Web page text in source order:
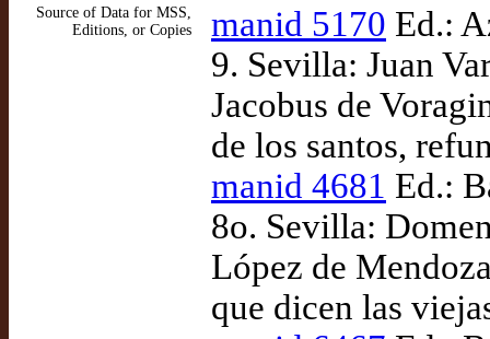
Source of Data for MSS,
Editions, or Copies
manid 5170 Ed.:
9. Sevilla: Juan
Jacobus de
de los santos,
manid 4681 Ed.:
8o. Sevilla:
López de
que dicen las